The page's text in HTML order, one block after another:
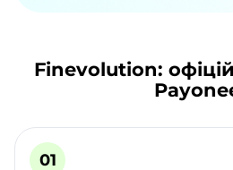
Finevolution: